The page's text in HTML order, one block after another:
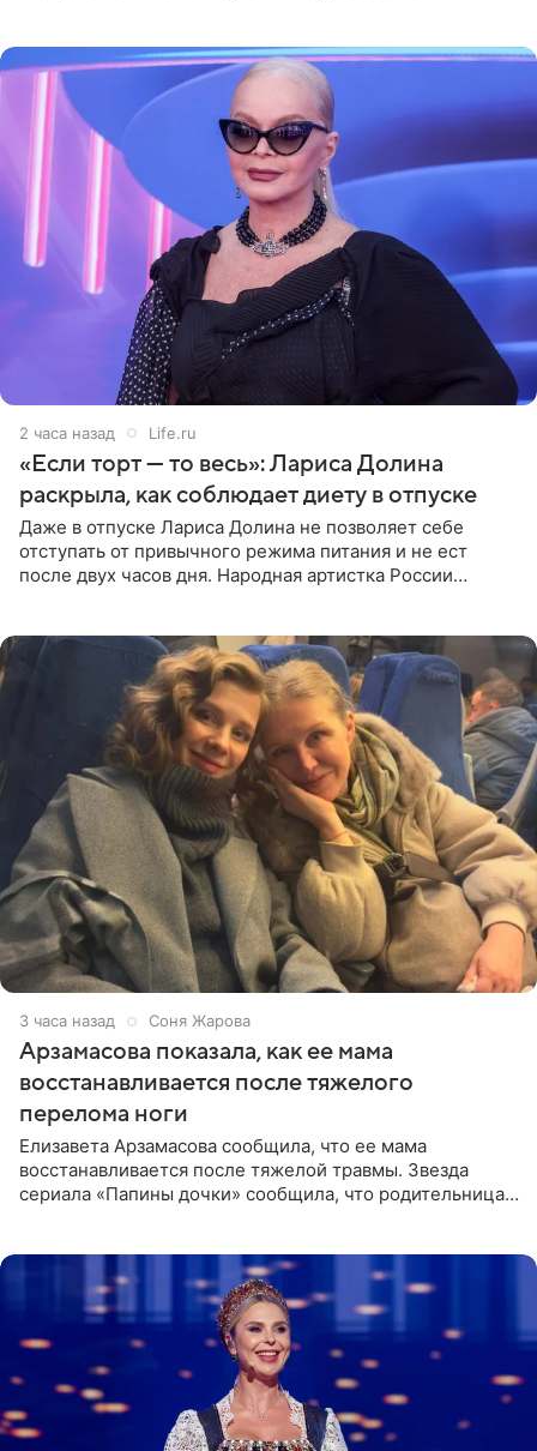
2 часа назад Life.ru
«Если торт — то весь»: Лариса Долина
раскрыла, как соблюдает диету в отпуске
Даже в отпуске Лариса Долина не позволяет себе
отступать от привычного режима питания и не ест
после двух часов дня. Народная артистка России
3 часа назад Соня Жарова
Арзамасова показала, как ее мама
восстанавливается после тяжелого
перелома ноги
Елизавета Арзамасова сообщила, что ее мама
восстанавливается после тяжелой травмы. Звезда
сериала «Папины дочки» сообщила, что родительница